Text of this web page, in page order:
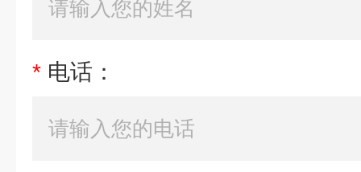
* 电话：